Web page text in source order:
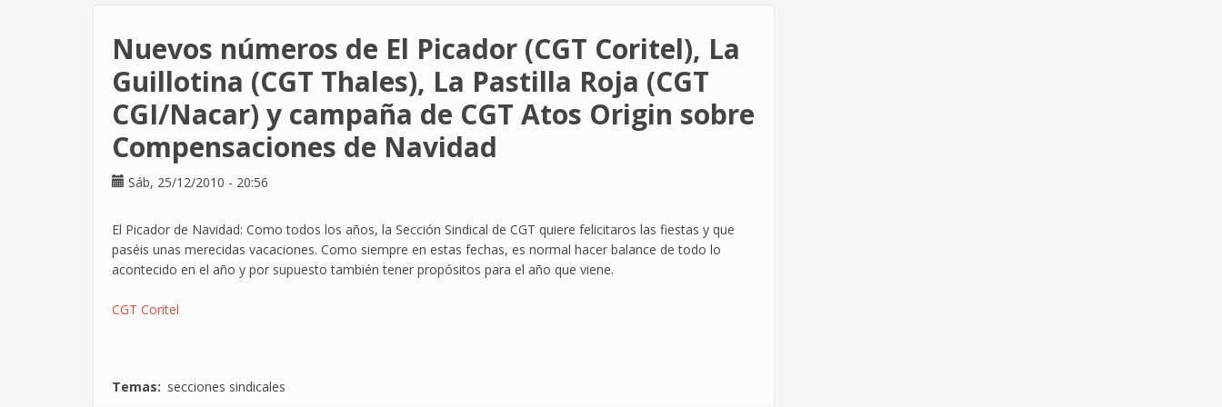
y
tenemos
intención
de
irnos
Nuevos números de El Picador (CGT Coritel), La
Guillotina (CGT Thales), La Pastilla Roja (CGT
CGI/Nacar) y campaña de CGT Atos Origin sobre
Compensaciones de Navidad
Sáb, 25/12/2010 - 20:56
El Picador de Navidad: Como todos los años, la Sección Sindical de CGT quiere felicitaros las fiestas y que
paséis unas merecidas vacaciones. Como siempre en estas fechas, es normal hacer balance de todo lo
acontecido en el año y por supuesto también tener propósitos para el año que viene.
CGT Coritel
Temas secciones sindicales